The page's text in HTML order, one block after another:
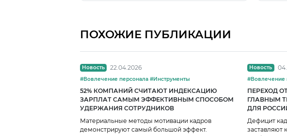
ПОХОЖИЕ ПУБЛИКАЦИИ
Новость 22.04.2026
#Вовлечение персонала #Инструменты
52% КОМПАНИЙ СЧИТАЮТ ИНДЕКСАЦИЮ
ЗАРПЛАТ САМЫМ ЭФФЕКТИВНЫМ СПОСОБОМ
УДЕРЖАНИЯ СОТРУДНИКОВ
Материальные методы мотивации кадров
демонстрируют самый большой эффект.
Новость
ПЕРЕХОД
ГЛАВНЫМ
ДЛЯ
Дефицит
заставляют